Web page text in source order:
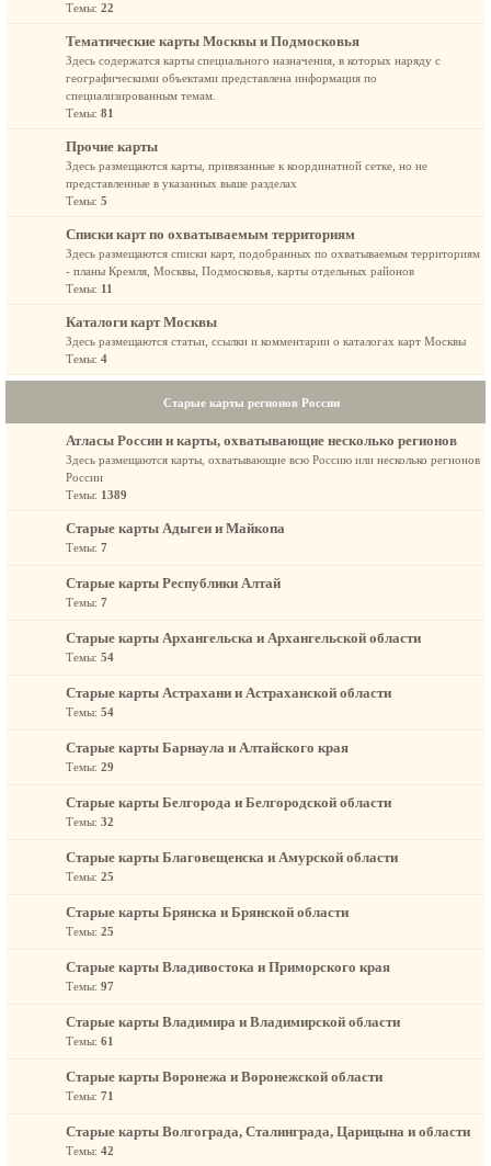
Темы: 22
Тематические карты Москвы и Подмосковья
Здесь содержатся карты специального назначения, в которых наряду с
географическими объектами представлена информация по
специализированным темам.
Темы: 81
Прочие карты
Здесь размещаются карты, привязанные к координатной сетке, но не
представленные в указанных выше разделах
Темы: 5
Списки карт по охватываемым территориям
Здесь размещаются списки карт, подобранных по охватываемым территориям
- планы Кремля, Москвы, Подмосковья, карты отдельных районов
Темы: 11
Каталоги карт Москвы
Здесь размещаются статьи, ссылки и комментарии о каталогах карт Москвы
Темы: 4
Старые карты регионов России
Атласы России и карты, охватывающие несколько регионов
Здесь размещаются карты, охватывающие всю Россию или несколько регионов
России
Темы: 1389
Старые карты Адыгеи и Майкопа
Темы: 7
Старые карты Республики Алтай
Темы: 7
Старые карты Архангельска и Архангельской области
Темы: 54
Старые карты Астрахани и Астраханской области
Темы: 54
Старые карты Барнаула и Алтайского края
Темы: 29
Старые карты Белгорода и Белгородской области
Темы: 32
Старые карты Благовещенска и Амурской области
Темы: 25
Старые карты Брянска и Брянской области
Темы: 25
Старые карты Владивостока и Приморского края
Темы: 97
Старые карты Владимира и Владимирской области
Темы: 61
Старые карты Воронежа и Воронежской области
Темы: 71
Старые карты Волгограда, Сталинграда, Царицына и области
Темы: 42